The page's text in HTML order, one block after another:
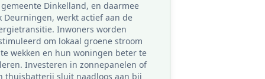
Dinkelland, en daarmee
Deurningen, werkt actief aan de
Inwoners worden
om lokaal groene stroom
wekken en hun woningen beter te
Investeren in zonnepanelen of
thuisbatterij sluit naadloos aan bij